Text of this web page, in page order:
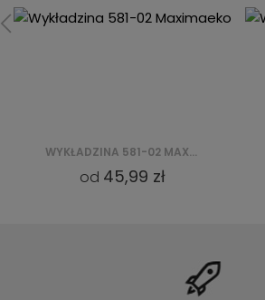
WYKŁADZINA 581-02 MAXIMAEKO
45,99 zł